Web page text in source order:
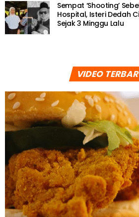
Sempat ‘Shooting’
Hospital, Isteri Dedah
Sejak 3 Minggu Lalu
VIDEO